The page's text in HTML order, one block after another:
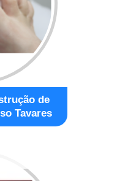
de
Tavares